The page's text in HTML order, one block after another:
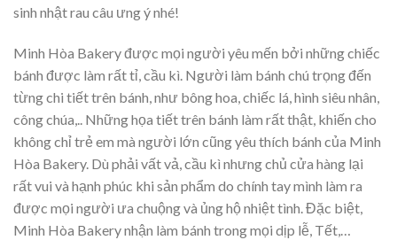
sinh nhật rau câu ưng ý nhé!
Minh Hòa Bakery được mọi người yêu mến bởi những chiếc
bánh được làm rất tỉ, cầu kì. Người làm bánh chú trọng đến
từng chi tiết trên bánh, như bông hoa, chiếc lá, hình siêu nhân,
công chúa,.. Những họa tiết trên bánh làm rất thật, khiến cho
không chỉ trẻ em mà người lớn cũng yêu thích bánh của Minh
Hòa Bakery. Dù phải vất vả, cầu kì nhưng chủ cửa hàng lại
rất vui và hạnh phúc khi sản phẩm do chính tay mình làm ra
được mọi người ưa chuộng và ủng hộ nhiệt tình. Đặc biệt,
Minh Hòa Bakery nhận làm bánh trong mọi dịp lễ, Tết,…